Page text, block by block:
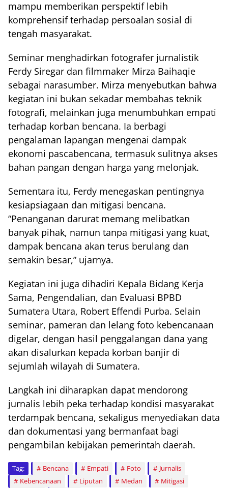
mampu memberikan perspektif lebih
komprehensif terhadap persoalan sosial di
tengah masyarakat.
Seminar menghadirkan fotografer jurnalistik
Ferdy Siregar dan filmmaker Mirza Baihaqie
sebagai narasumber. Mirza menyebutkan bahwa
kegiatan ini bukan sekadar membahas teknik
fotografi, melainkan juga menumbuhkan empati
terhadap korban bencana. Ia berbagi
pengalaman lapangan mengenai dampak
ekonomi pascabencana, termasuk sulitnya akses
bahan pangan dengan harga yang melonjak.
Sementara itu, Ferdy menegaskan pentingnya
kesiapsiagaan dan mitigasi bencana.
“Penanganan darurat memang melibatkan
banyak pihak, namun tanpa mitigasi yang kuat,
dampak bencana akan terus berulang dan
semakin besar,” ujarnya.
Kegiatan ini juga dihadiri Kepala Bidang Kerja
Sama, Pengendalian, dan Evaluasi BPBD
Sumatera Utara, Robert Effendi Purba. Selain
seminar, pameran dan lelang foto kebencanaan
digelar, dengan hasil penggalangan dana yang
akan disalurkan kepada korban banjir di
sejumlah wilayah di Sumatera.
Langkah ini diharapkan dapat mendorong
jurnalis lebih peka terhadap kondisi masyarakat
terdampak bencana, sekaligus menyediakan data
dan dokumentasi yang bermanfaat bagi
pengambilan kebijakan pemerintah daerah.
Tag: Bencana Empati Foto
Jurnalis
Kebencanaan
Liputan Medan
Mitigasi